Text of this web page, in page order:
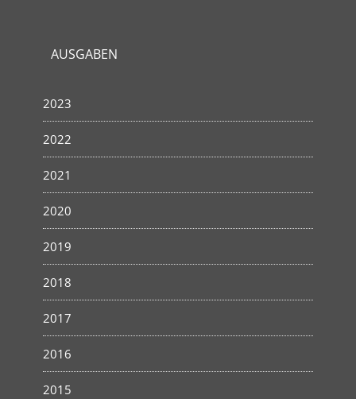
AUSGABEN
2023
2022
2021
2020
2019
2018
2017
2016
2015